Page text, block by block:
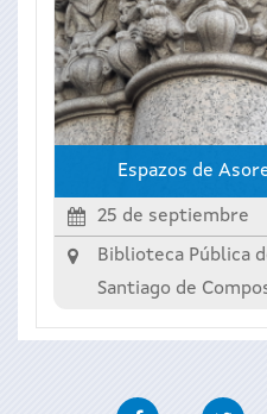
Espazos de
25 de septiembre
Biblioteca Pública
Santiago de
Facebook